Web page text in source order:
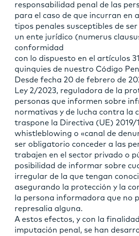
responsabilidad penal de las
para el caso de que incurran en
tipos penales susceptibles de
un ente jurídico (numerus
conformidad
con lo dispuesto en el artículos 31
quinquies de nuestro Código
Desde fecha 20 de febrero de
Ley 2/2023, reguladora de la
personas que informen sobre
normativas y de lucha contra la
traspone la Directiva (UE) 2019/
whistleblowing o «canal de
ser obligatorio conceder a las
trabajen en el sector privado o
posibilidad de informar sobre
irregular de la que tengan
asegurando la protección y la
la persona informadora que no
represalia alguna.
A estos efectos, y con la
imputación penal, se han